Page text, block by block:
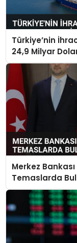
Türkiye’nin
24,9 Milyar
Merkez
Temaslarda
Açılacak